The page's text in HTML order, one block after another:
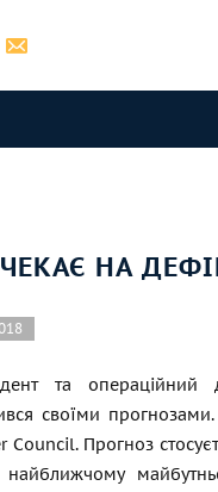
НА
та операційний
своїми
Council. Прогноз